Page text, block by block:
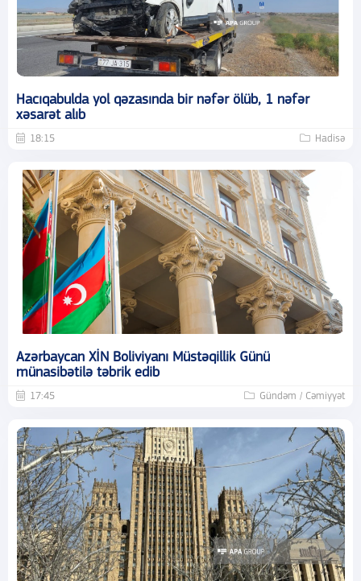
Hacıqabulda yol qəzasında bir nəfər ölüb, 1 nəfər
xəsarət alıb
18:15 Hadisə
Azərbaycan XİN Boliviyanı Müstəqillik Günü
münasibətilə təbrik edib
17:45 Gündəm / Cəmiyyət